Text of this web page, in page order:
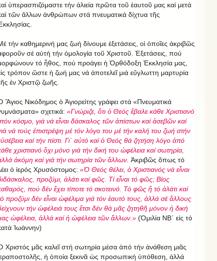
ὑπερασπιζόμαστε τήν ἁλιεία πρῶτα τοῦ ἑαυτοῦ μας καί μετά
τῶν ἄλλων ἀνθρώπων στά πνευματικά δίχτυα τῆς
τήν καθημερινή μας ζωή δίνουμε ἐξετάσεις, οἱ ὁποῖες ἀκριβῶς
σέ αὐτή τήν ὁμολογία τοῦ Χριστοῦ. Ἐξετάσεις, πού
τό ἦθος, πού προάγει ἡ Ὀρθόδοξη Ἐκκλησία μας,
τρόπον ὥστε ἡ ζωή μας νά ἀποτελεῖ μιά εὔγλωττη μαρτυρία
ἐν Χριστῷ ζωῆς.
Ἅγιος Νικόδημος ὁ Ἁγιορείτης γράφει στά «Πνευματικά
σχετικά: «Γνώριζε, ὅτι ὁ Θεός ἔβαλε κάθε Χριστιανό
κόσμο, γιά νά εἶναι δάσκαλος τῶν ἀπίστων καί ἀσεβῶν καί
νά τούς ἐπιστρέψη μέ τόν λόγο του μέ τήν καλή του ζωή στήν
καί τήν πίστι. Γι΄ αὐτό καίὁ Θεός θά ζητήση λόγο ἀπό
χριστιανό ὄχι μόνο γιά τήν δική του ὠφέλεια καίσωτηρία
ἀκόμη καίγιά τήν σωτηρία τῶν ἄλλων Ἀκριβῶς ὅπως τό
ὁ ἱερός Χρυσόστομος: «Ὁ Θεός θέλει , ὁ Χριστιανός νά εἶναι
, προζύμι , ἁλάτι καίφῶς . Τί εἶναι τό φῶς; Βίος
πού δέν ἔχει τίποτε τό σκοτεινό. Τό φῶς ἤ τό ἀλάτι καί
προζύμι δέν εἶναι ὠφέλιμα γιά τόν ἑαυτό τους, ἀλλά σέ ἄλλους
τήν ὠφέλειά τους ἔτσι δέν θά μᾶς ζητηθῆ μόνον ἡ δική
ὠφέλεια, ἀλλά καί ἡ ὠφέλεια τῶν ἄλλων.» (Ὁμιλία ΝΒ΄ εἰς τό
Ἰωάννην)
Χριστός μᾶς καλεῖ στή σωτηρία μέσα ἀπό τήν ἀνάθεση μιᾶς
ἡ ὁποία ξεκινᾶ ὡς προσωπική ὑπόθεση, ἀλλά